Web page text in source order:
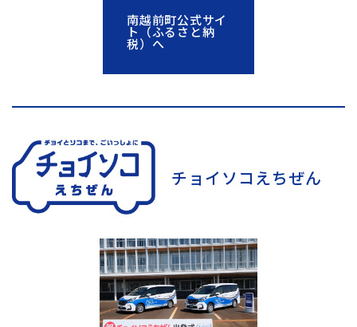
南越前町公式サイ
ト（ふるさと納
税）へ
チョイソコえちぜん